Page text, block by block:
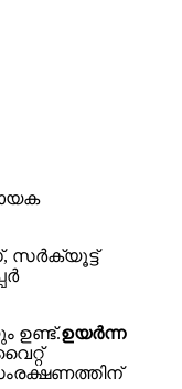
സർക്യൂട്ട്
ഉണ്ട്.ഉയർന്ന